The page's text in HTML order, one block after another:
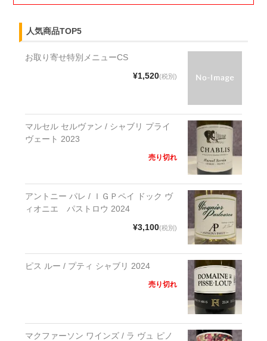
人気商品TOP5
お取り寄せ特別メニューCS
¥1,520(税別)
マルセル セルヴァン / シャブリ プライ
ヴェート 2023
売り切れ
アントニー パレ / ＩＧＰペイ ドック ヴ
ィオニエ パストロウ 2024
¥3,100(税別)
ピス ルー / プティ シャブリ 2024
売り切れ
マクファーソン ワインズ / ラ ヴュ ピノ